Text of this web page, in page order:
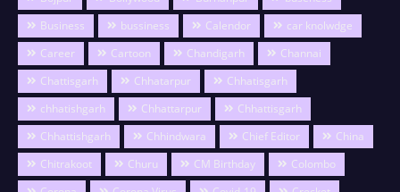
Business
bussiness Calendor
car knolwdge
Career
Cartoon Chandigarh
Channai
Chattisgarh
Chhatarpur
Chhatisgarh
chhatishgarh
Chhattarpur
Chhattisgarh
Chhattishgarh
Chhindwara Chief Editor
China
Chitrakoot
Churu CM Birthday
Colombo